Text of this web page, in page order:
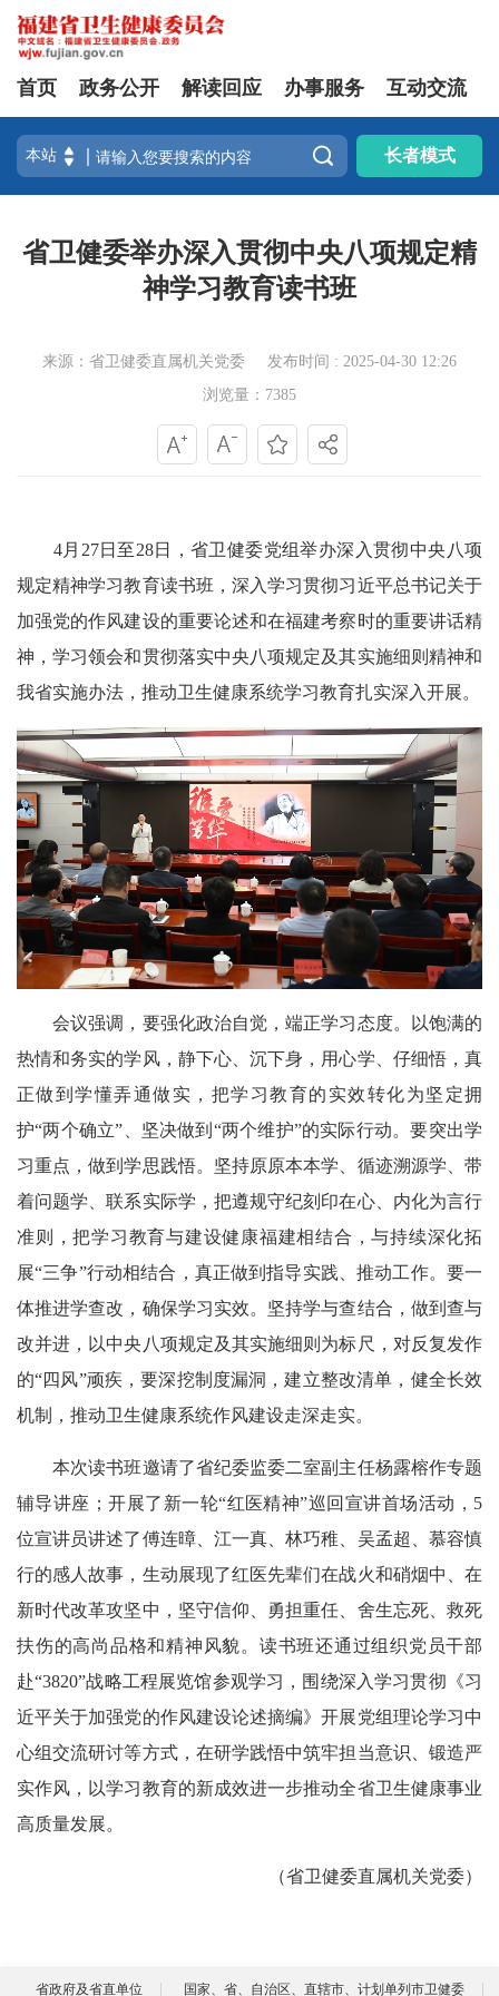
首页 政务公开 解读回应 办事服务 互动交流
 长者模式
省卫健委举办深入贯彻中央八项规定精
神学习教育读书班
来源：省卫健委直属机关党委
发布时间 : 2025-04-30 12:26
浏览量：7385
4月27日至28日，省卫健委党组举办深入贯彻中央八项
规定精神学习教育读书班，深入学习贯彻习近平总书记关于
加强党的作风建设的重要论述和在福建考察时的重要讲话精
神，学习领会和贯彻落实中央八项规定及其实施细则精神和
我省实施办法，推动卫生健康系统学习教育扎实深入开展。
会议强调，要强化政治自觉，端正学习态度。以饱满的
热情和务实的学风，静下心、沉下身，用心学、仔细悟，真
正做到学懂弄通做实，把学习教育的实效转化为坚定拥
护“两个确立”、坚决做到“两个维护”的实际行动。要突出学
习重点，做到学思践悟。坚持原原本本学、循迹溯源学、带
着问题学、联系实际学，把遵规守纪刻印在心、内化为言行
准则，把学习教育与建设健康福建相结合，与持续深化拓
展“三争”行动相结合，真正做到指导实践、推动工作。要一
体推进学查改，确保学习实效。坚持学与查结合，做到查与
改并进，以中央八项规定及其实施细则为标尺，对反复发作
的“四风”顽疾，要深挖制度漏洞，建立整改清单，健全长效
机制，推动卫生健康系统作风建设走深走实。
本次读书班邀请了省纪委监委二室副主任杨露榕作专题
辅导讲座；开展了新一轮“红医精神”巡回宣讲首场活动，5
位宣讲员讲述了傅连暲、江一真、林巧稚、吴孟超、慕容慎
行的感人故事，生动展现了红医先辈们在战火和硝烟中、在
新时代改革攻坚中，坚守信仰、勇担重任、舍生忘死、救死
扶伤的高尚品格和精神风貌。读书班还通过组织党员干部
赴“3820”战略工程展览馆参观学习，围绕深入学习贯彻《习
近平关于加强党的作风建设论述摘编》开展党组理论学习中
心组交流研讨等方式，在研学践悟中筑牢担当意识、锻造严
实作风，以学习教育的新成效进一步推动全省卫生健康事业
高质量发展。
（省卫健委直属机关党委）
省政府及省直单位 国家、省、自治区、直辖市、计划单列市卫健委